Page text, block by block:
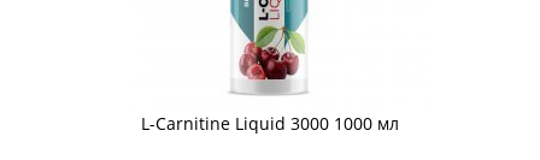
L-Carnitine Liquid 3000 1000 мл